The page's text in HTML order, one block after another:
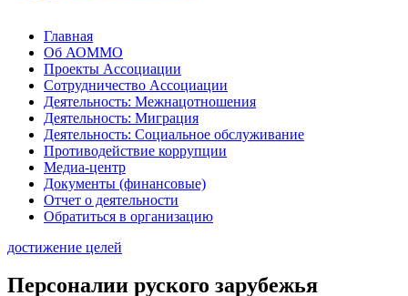
Главная
Об АОММО
Проекты Ассоциации
Сотрудничество Ассоциации
Деятельность: Межнацотношения
Деятельность: Миграция
Деятельность: Социальное обслуживание
Противодействие коррупции
Медиа-центр
Документы (финансовые)
Отчет о деятельности
Обратиться в организацию
достижение целей
Персоналии руского зарубежья